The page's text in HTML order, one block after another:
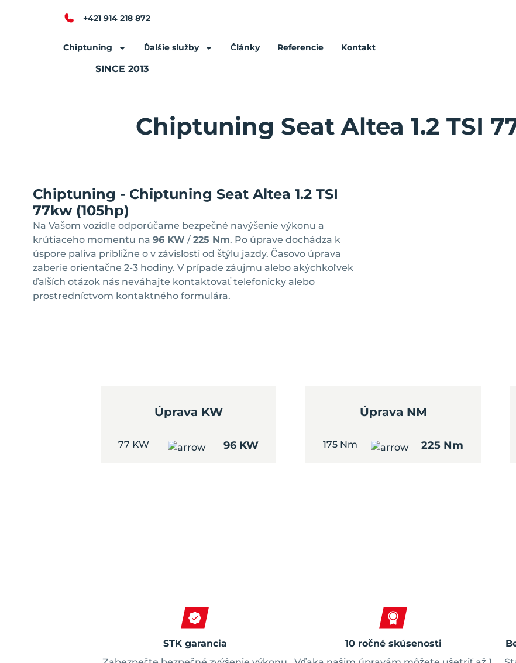
+421 914 218 872
SINCE 2013
Chiptuning Ďalšie služby Články Referencie Kontakt
Chiptuning Seat Altea 1.2 TSI
Chiptuning - Chiptuning Seat Altea 1.2 TSI
77kw (105hp)
Na Vašom vozidle odporúčame bezpečné navýšenie výkonu a
krútiaceho momentu na 96 KW / 225 Nm. Po úprave dochádza k
úspore paliva približne o v závislosti od štýlu jazdy. Časovo úprava
zaberie orientačne 2-3 hodiny. V prípade záujmu alebo akýchkoľvek
ďalších otázok nás neváhajte kontaktovať telefonicky alebo
prostredníctvom kontaktného formulára.
Úprava KW
77 KW 96 KW
Úprava NM
175 Nm 225 Nm
STK garancia
10 ročné skúsenosti